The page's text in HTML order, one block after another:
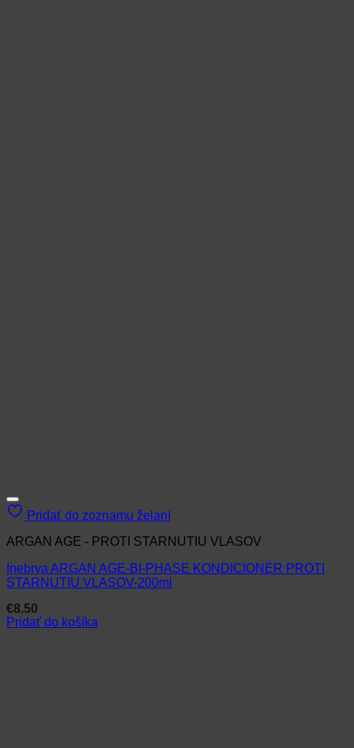
Pridať do zoznamu želaní
ARGAN AGE - PROTI STARNUTIU VLASOV
Inebrya ARGAN AGE-BI-PHASE KONDICIONÉR PROTI
STARNUTIU VLASOV-200ml
€8.50
Pridať do košíka